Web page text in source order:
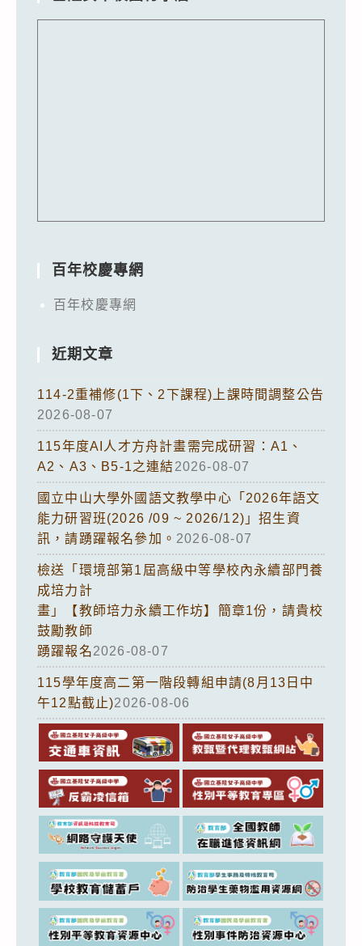
百年校慶專網
百年校慶專網
近期文章
114-2重補修(1下、2下課程)上課時間調整公告
2026-08-07
115年度AI人才方舟計畫需完成研習：A1、
A2、A3、B5-1之連結2026-08-07
國立中山大學外國語文教學中心「2026年語文
能力研習班(2026 /09 ~ 2026/12)」招生資
訊，請踴躍報名參加。 2026-08-07
檢送「環境部第1屆高級中等學校內永續部門養
成培力計
畫」【教師培力永續工作坊】簡章1份，請貴校
鼓勵教師
踴躍報名2026-08-07
115學年度高二第一階段轉組申請(8月13日中
午12點截止)2026-08-06